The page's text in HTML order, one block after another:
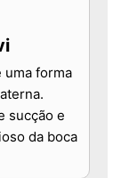
uma forma
sucção e
da boca